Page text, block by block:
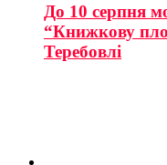
До 10 серпня
“Книжкову
Теребовлі